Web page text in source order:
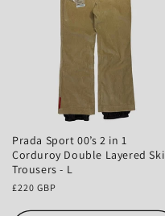
Prada Sport 00’s 2 in 1
Corduroy Double Layered Ski
Trousers - L
Prix
£220 GBP